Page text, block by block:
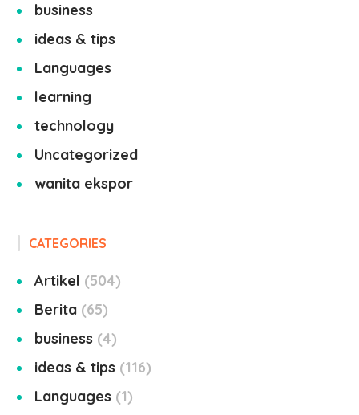
business
ideas & tips
Languages
learning
technology
Uncategorized
wanita ekspor
CATEGORIES
Artikel
504
Berita 65
business 4
ideas & tips
116
Languages
1